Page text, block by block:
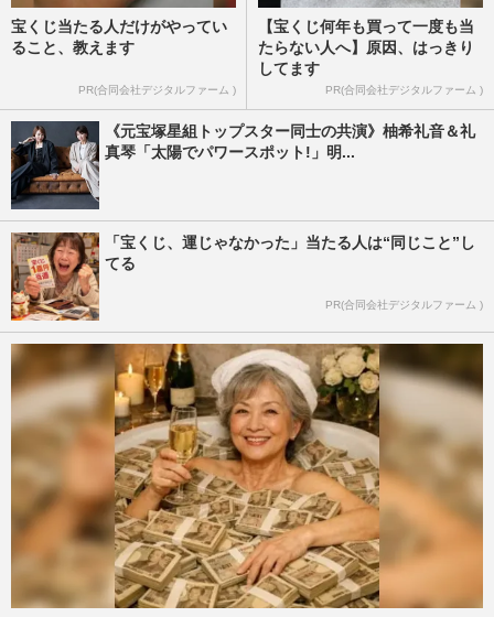
宝くじ当たる人だけがやってい
ること、教えます
PR(合同会社デジタルファーム )
【宝くじ何年も買って一度も当
たらない人へ】原因、はっきり
してます
PR(合同会社デジタルファーム )
《元宝塚星組トップスター同士の共演》柚希礼音＆礼
真琴「太陽でパワースポット!」明...
「宝くじ、運じゃなかった」当たる人は“同じこと”し
てる
PR(合同会社デジタルファーム )